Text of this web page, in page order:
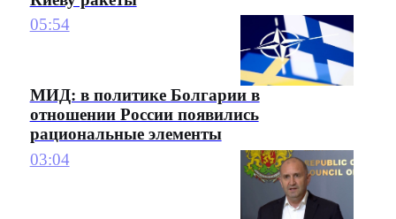
05:54
МИД: в политике Болгарии в
отношении России появились
рациональные элементы
03:04